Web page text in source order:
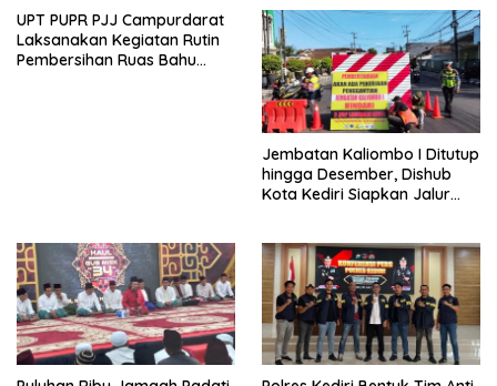
UPT PUPR PJJ Campurdarat
Laksanakan Kegiatan Rutin
Pembersihan Ruas Bahu
Jembatan Kaliombo I Ditutup
hingga Desember, Dishub
Kota Kediri Siapkan Jalur